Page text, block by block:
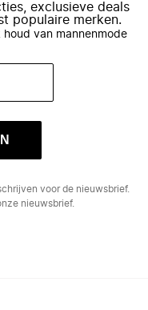
exclusieve deals
populaire merken.
houd van mannenmode
voor de nieuwsbrief.
nieuwsbrief.